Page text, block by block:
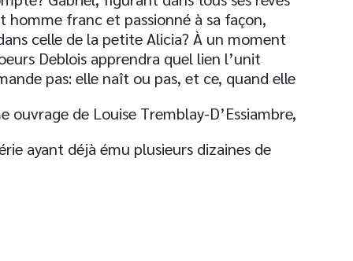
homme franc et passionné à sa façon,
celle de la petite Alicia? À un moment
Deblois apprendra quel lien l’unit
pas: elle naît ou pas, et ce, quand elle
ouvrage de Louise Tremblay-D’Essiambre,
ayant déjà ému plusieurs dizaines de